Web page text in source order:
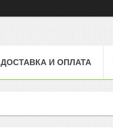
ДОСТАВКА И ОПЛАТА